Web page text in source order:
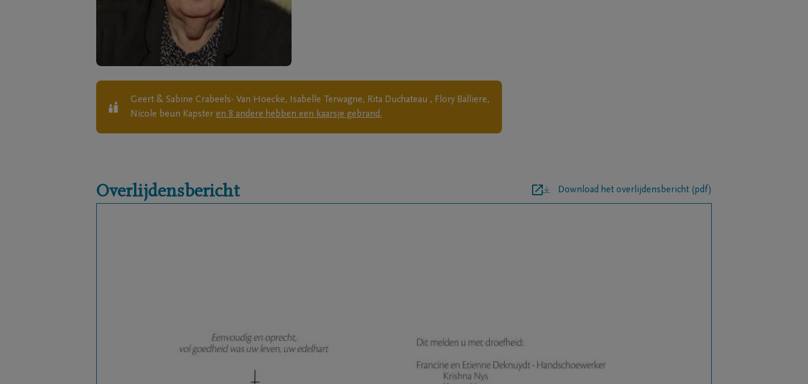
Geert & Sabine Crabeels- Van Hoecke, Isabelle Terwagne, Rita Duchateau , Flory Balliere,
Nicole beun Kapster en 8 andere hebben een kaarsje gebrand.
Overlijdensbericht Download het overlijdensbericht (pdf)